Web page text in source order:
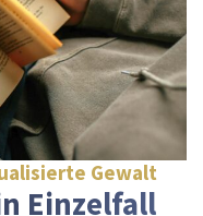
Gewalt
Einzelfall